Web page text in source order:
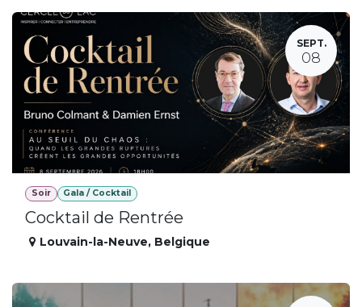
SEPT.
08
Soir Gala / Cocktail
Cocktail de Rentrée
Louvain-la-Neuve, Belgique